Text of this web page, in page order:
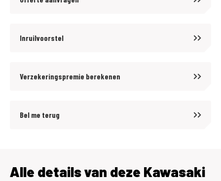
Inruilvoorstel
Verzekeringspremie berekenen
Bel me terug
Alle details van deze Kawasaki